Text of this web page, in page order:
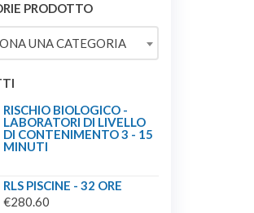
PRODOTTO
UNA CATEGORIA
RISCHIO BIOLOGICO -
LABORATORI DI LIVELLO
DI CONTENIMENTO 3 - 15
MINUTI
RLS PISCINE - 32 ORE
€280.60